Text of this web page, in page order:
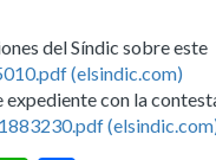
del Síndic sobre este
(elsindic.com)
expediente con la